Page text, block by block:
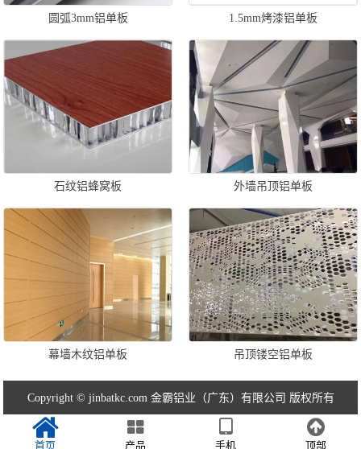
圆弧3mm铝单板 1.5mm烤漆铝单板
石纹铝蜂窝板 外墙吊顶铝单板
幕墙木纹铝单板 吊顶镂空铝单板
Copyright © jinbatkc.com 金霸铝业（广东）有限公司 版权所有
首页 产品 手机 顶部